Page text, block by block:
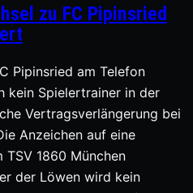
zu FC Pipinsried
Pipinsried am Telefon
kein Spielertrainer in der
Vertragsverlängerung bei
Anzeichen auf eine
1860 München
der Löwen wird kein